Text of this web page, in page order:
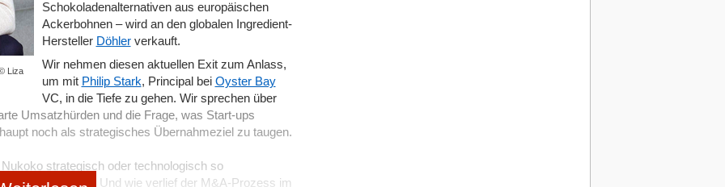
erfüllt werden. Dies funktioniert nur mit festgelegten
und reibungslose Abläufe an den neuen
ihre eigenen Prozesse und Grund­lagen deshalb
dokumentieren sie im Anschluss. Mithilfe dieser
Lage sein, die Unternehmensabläufe an ihrem
zudem professionelle Schulungs- und
Management­hilfen erstellen, um Franchisepartner
enger Austausch stattfinden, um festzustellen, ob
Liza
Schokoladenalternativen aus europäischen
Ackerbohnen – wird an den globalen Ingredient-
Hersteller Döhlerverkauft.
Wir nehmen diesen aktuellen Exit zum Anlass,
um mit Philip Stark, Principal bei Oyster Bay
VC, in die Tiefe zu gehen. Wir sprechen über
Umsatzhürden und die Frage, was Start-ups
noch als strategisches Übernahmeziel zu taugen.
strategisch oder technologisch so
musste? Und wie verlief der M&A-Prozess im